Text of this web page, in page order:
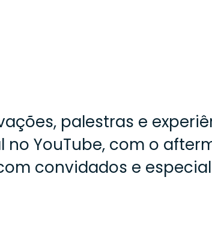
palestras e
YouTube, com o
convidados e